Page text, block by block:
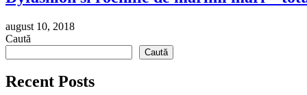
august 10, 2018
Caută
Caută
Recent Posts